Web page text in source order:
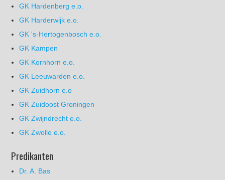
GK Hardenberg e.o.
GK Harderwijk e.o.
GK 's-Hertogenbosch e.o.
GK Kampen
GK Kornhorn e.o.
GK Leeuwarden e.o.
GK Zuidhorn e.o
GK Zuidoost Groningen
GK Zwijndrecht e.o.
GK Zwolle e.o.
Predikanten
Dr. A. Bas